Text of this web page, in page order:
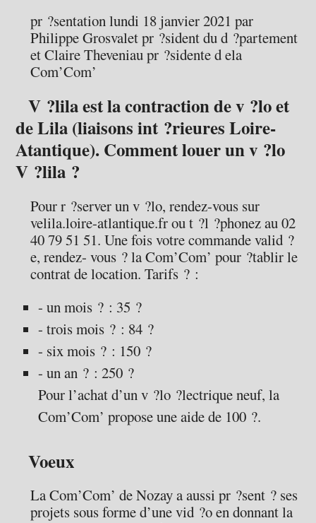
pr ?sentation lundi 18 janvier 2021 par
Philippe Grosvalet pr ?sident du d ?partement
et Claire Theveniau pr ?sidente d ela
Com’Com’
V ?lila est la contraction de v ?lo et
de Lila (liaisons int ?rieures Loire-
Atantique). Comment louer un v ?lo
V ?lila ?
Pour r ?server un v ?lo, rendez-vous sur
velila.loire-atlantique.fr ou t ?l ?phonez au 02
40 79 51 51. Une fois votre commande valid ?
e, rendez- vous ? la Com’Com’ pour ?tablir le
contrat de location. Tarifs ? :
- un mois ? : 35 ?
- trois mois ? : 84 ?
- six mois ? : 150 ?
- un an ? : 250 ?
Pour l’achat d’un v ?lo ?lectrique neuf, la
Com’Com’ propose une aide de 100 ?.
Voeux
La Com’Com’ de Nozay a aussi pr ?sent ? ses
projets sous forme d’une vid ?o en donnant la